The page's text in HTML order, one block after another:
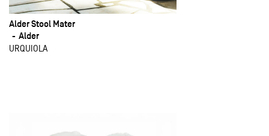
Alder Stool Mater
Alder
URQUIOLA